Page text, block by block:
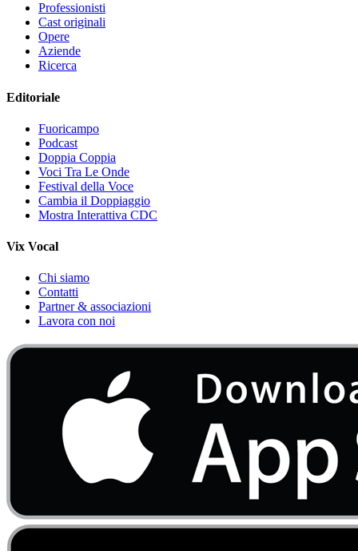
Professionisti
Cast originali
Opere
Aziende
Ricerca
Editoriale
Fuoricampo
Podcast
Doppia Coppia
Voci Tra Le Onde
Festival della Voce
Cambia il Doppiaggio
Mostra Interattiva CDC
Vix Vocal
Chi siamo
Contatti
Partner & associazioni
Lavora con noi